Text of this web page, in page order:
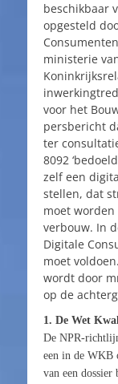
beschikbaar
opgesteld
ministerie
voor het
persbericht
ter
8092
zelf een
stellen, dat
moet
verbouw. In
Digitale
moet
wordt door
op de
1. De Wet
De NPR-
een in de WKB
van een